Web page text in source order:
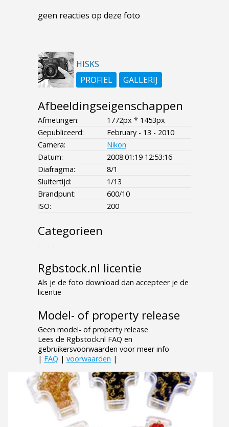
geen reacties op deze foto
HISKS
PROFIEL
GALLERIJ
Afbeeldingseigenschappen
Afmetingen:
1772px * 1453px
Gepubliceerd:
February - 13 - 2010
Camera:
Nikon
Datum:
2008:01:19 12:53:16
Diafragma:
8/1
Sluitertijd:
1/13
Brandpunt:
600/10
ISO:
200
Categorieen
- - - -
Rgbstock.nl licentie
Als je de foto download dan accepteer je de
licentie
Model- of property release
Geen model- of property release
Lees de Rgbstock.nl FAQ en
gebruikersvoorwaarden voor meer info
| FAQ | voorwaarden |